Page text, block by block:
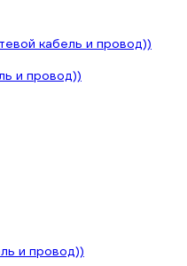
кабель и провод))
и провод))
и провод))